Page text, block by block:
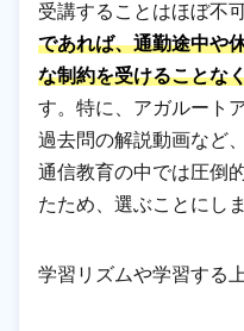
受講することはほぼ不
であれば、通勤途中や
な制約を受けることな
す。特に、アガルート
過去問の解説動画など
通信教育の中では圧倒
たため、選ぶことにし
学習リズムや学習する